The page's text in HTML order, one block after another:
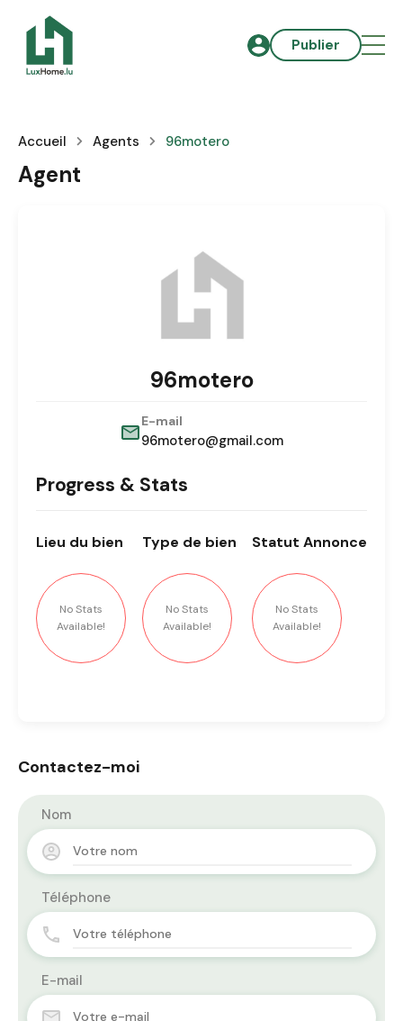
Publier
Accueil Agents 96motero
Agent
96motero
E-mail
96motero@gmail.com
Progress & Stats
Lieu du bien
No Stats
Available!
Type de bien
No Stats
Available!
Statut Annonce
No Stats
Available!
Contactez-moi
Nom
Téléphone
E-mail